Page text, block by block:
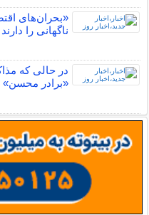
«بحران‌های
ناگهانی را دارند
در حالی که
«برادر